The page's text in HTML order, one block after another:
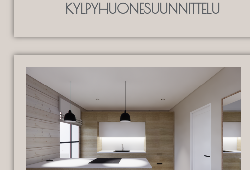
KYLPYHUONESUUNNITTELU